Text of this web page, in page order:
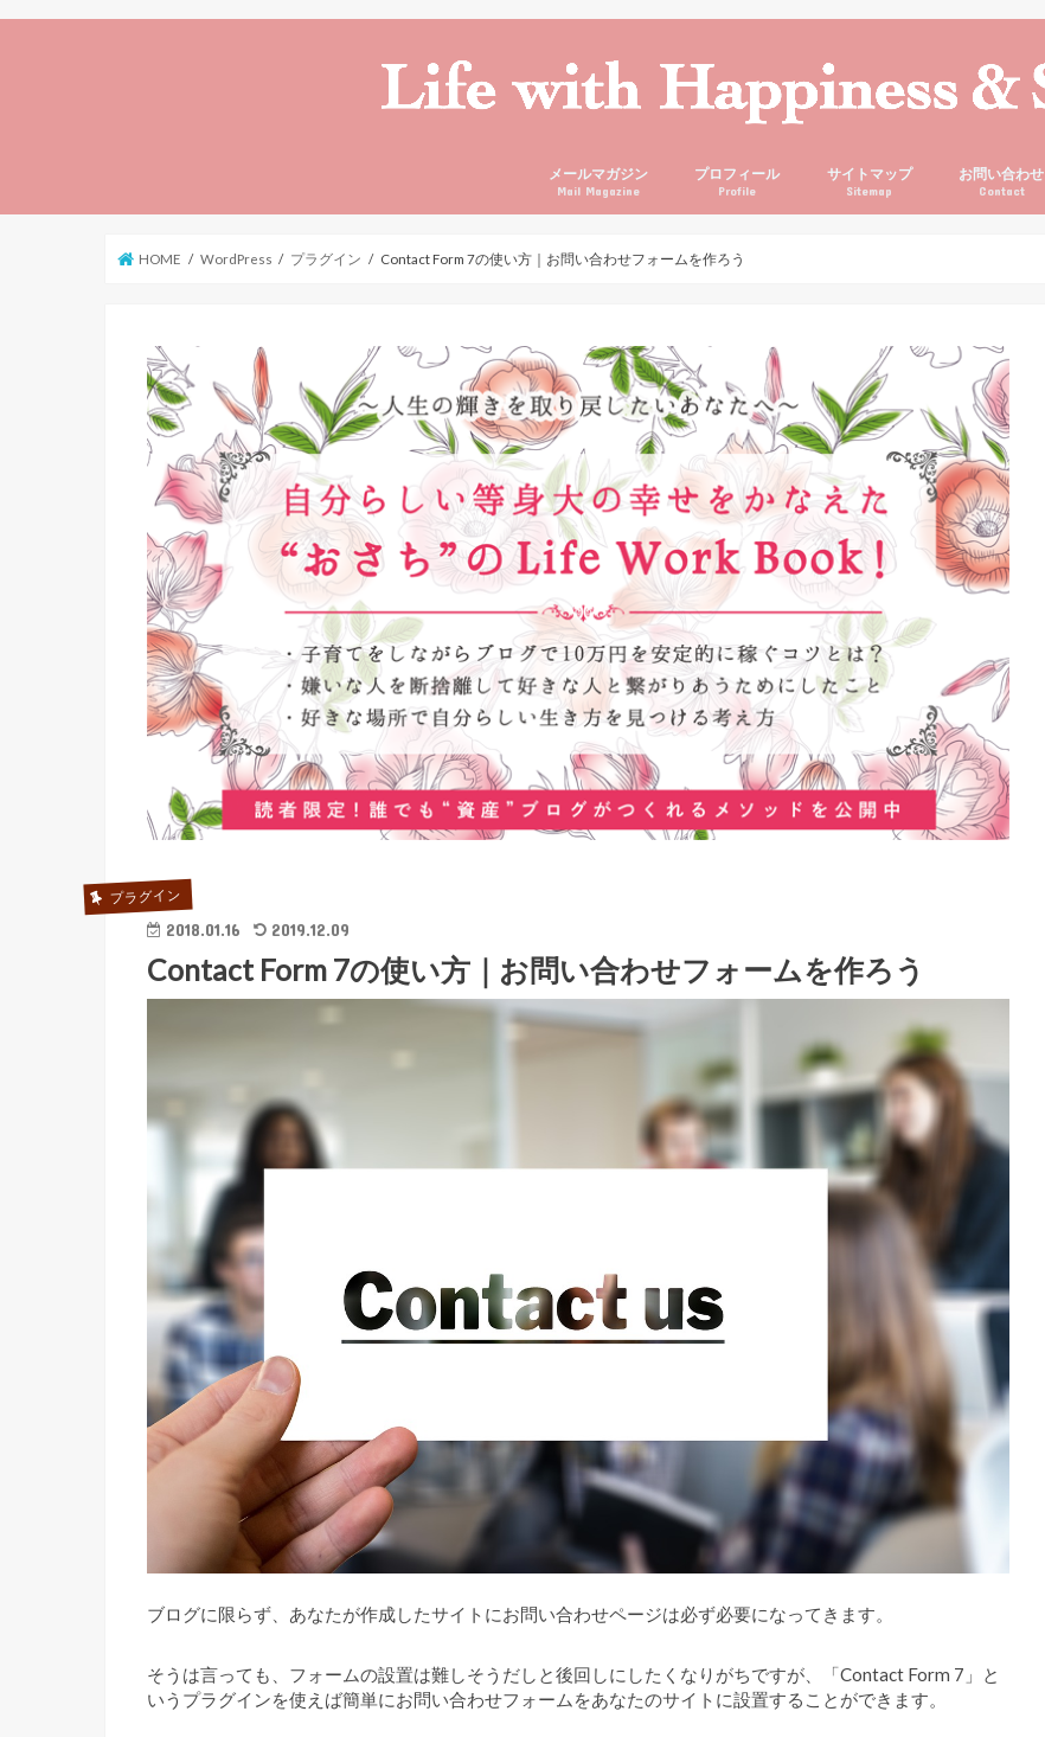
メールマガジン
Mail Magazine
プロフィール
Profile
サイトマップ
Sitemap
お問い合わせ
Contact
HOME WordPress プラグイン Contact Form 7の使い方｜お問い合わせフォームを作ろう
プラグイン
2018.01.16 2019.12.09
Contact Form 7の使い方｜お問い合わせフォームを作ろう
ブログに限らず、あなたが作成したサイトにお問い合わせページは必ず必要になってきます。
そうは言っても、フォームの設置は難しそうだしと後回しにしたくなりがちですが、「Contact Form 7」と
いうプラグインを使えば簡単にお問い合わせフォームをあなたのサイトに設置することができます。